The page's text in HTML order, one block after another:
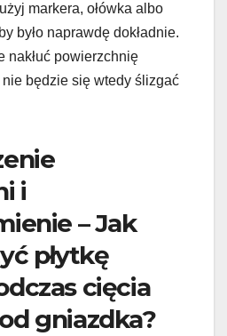
markera, ołówka albo
było naprawdę dokładnie.
nakłuć powierzchnię
nie będzie się wtedy ślizgać
i
– Jak
płytkę
cięcia
gniazdka?